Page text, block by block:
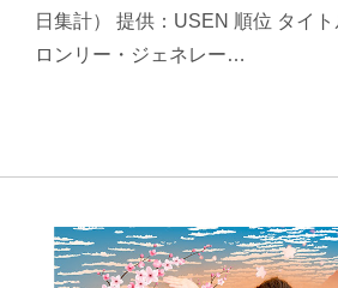
日集計） 提供：USEN 順位 タイ
ロンリー・ジェネレー…